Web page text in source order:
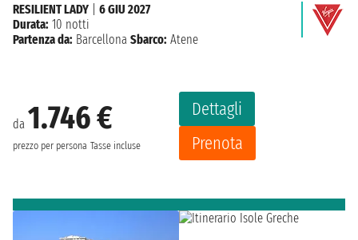
da 1.746 €
prezzo per persona Tasse incluse
Dettagli
Prenota
RESILIENT LADY
6 GIU 2027
Durata: 10 notti
Partenza da: Barcellona Sbarco: Atene